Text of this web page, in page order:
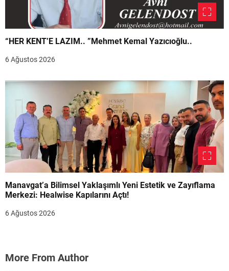
“HER KENT’E LAZIM.. ”Mehmet Kemal Yazıcıoğlu..
6 Ağustos 2026
Manavgat’a Bilimsel Yaklaşımlı Yeni Estetik ve Zayıflama
Merkezi: Healwise Kapılarını Açtı!
6 Ağustos 2026
More From Author